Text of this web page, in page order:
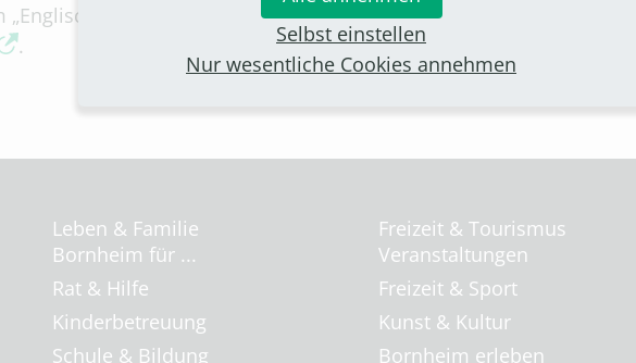
Kurs“ oder beim „Babysitterführerschein“. Anmeldungen
.
Leben & Familie
Bornheim für ...
Rat & Hilfe
Kinderbetreuung
Schule & Bildung
Freizeit & Tourismus
Veranstaltungen
Freizeit & Sport
Kunst & Kultur
Bornheim erleben
Selbst einstellen
Nur wesentliche Cookies annehmen